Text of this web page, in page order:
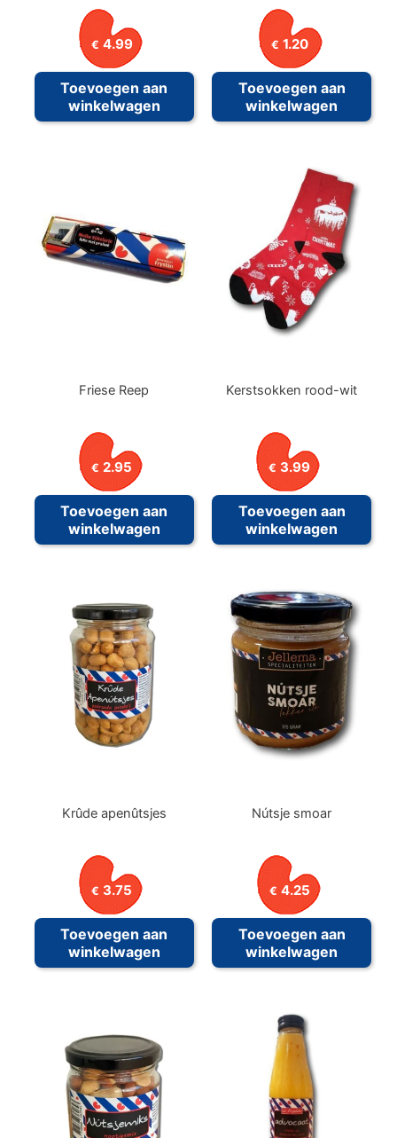
€ 4.99
Toevoegen aan
winkelwagen
€ 1.20
Toevoegen aan
winkelwagen
Friese Reep
€ 2.95
Toevoegen aan
winkelwagen
Kerstsokken rood-wit
€ 3.99
Toevoegen aan
winkelwagen
Krûde apenûtsjes
€ 3.75
Toevoegen aan
winkelwagen
Nútsje smoar
€ 4.25
Toevoegen aan
winkelwagen